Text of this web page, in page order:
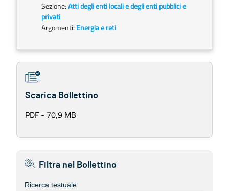
Sezione:Atti degli enti locali e degli enti pubblici e
privati
Argomenti: Energia e reti
Scarica Bollettino
PDF - 70,9 MB
Filtra nel Bollettino
Ricerca testuale